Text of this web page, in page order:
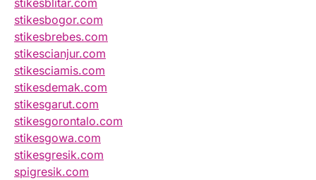
stikesblitar.com
stikesbogor.com
stikesbrebes.com
stikescianjur.com
stikesciamis.com
stikesdemak.com
stikesgarut.com
stikesgorontalo.com
stikesgowa.com
stikesgresik.com
spigresik.com